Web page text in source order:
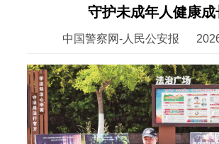
守护未成年人健康成
中国警察网-人民公安报